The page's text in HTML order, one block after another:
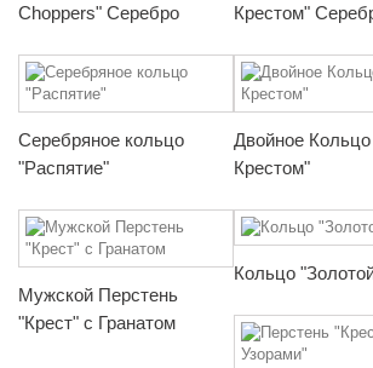
Choppers" Серебро
Крестом"
Серебряное кольцо
"Распятие"
Двойное
Крестом"
Мужской Перстень
"Крест" с Гранатом
Кольцо